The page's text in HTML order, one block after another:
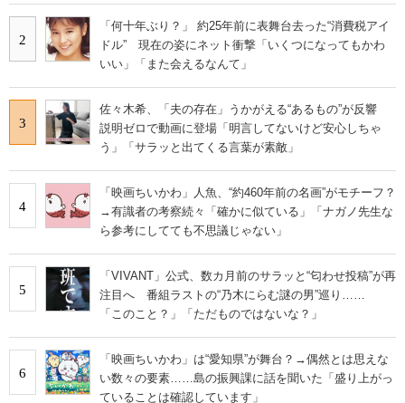
2
「何十年ぶり？」 約25年前に表舞台去った“消費税アイ
ドル” 現在の姿にネット衝撃「いくつになってもかわ
いい」「また会えるなんて」
3
佐々木希、「夫の存在」うかがえる“あるもの”が反響
説明ゼロで動画に登場「明言してないけど安心しちゃ
う」「サラッと出てくる言葉が素敵」
4
「映画ちいかわ」人魚、“約460年前の名画”がモチーフ？
→有識者の考察続々「確かに似ている」「ナガノ先生な
ら参考にしてても不思議じゃない」
5
「VIVANT」公式、数カ月前のサラッと“匂わせ投稿”が再
注目へ 番組ラストの“乃木にらむ謎の男”巡り……
「このこと？」「ただものではないな？」
6
「映画ちいかわ」は“愛知県”が舞台？→偶然とは思えな
い数々の要素……島の振興課に話を聞いた「盛り上がっ
ていることは確認しています」